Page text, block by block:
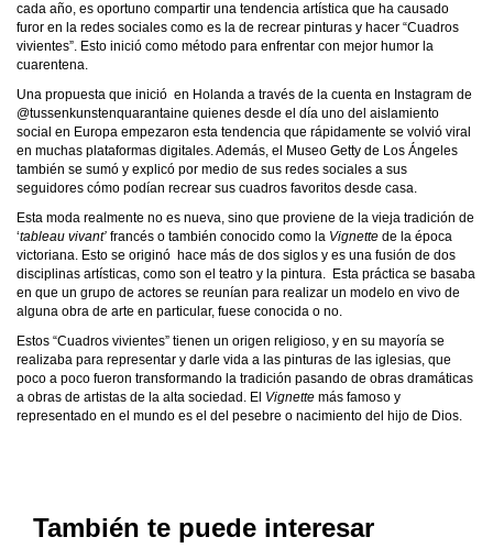
cada año, es oportuno compartir una tendencia artística que ha causado
furor en la redes sociales como es la de recrear pinturas y hacer “Cuadros
vivientes”. Esto inició como método para enfrentar con mejor humor la
cuarentena.
Una propuesta que inició en Holanda a través de la cuenta en Instagram de
@tussenkunstenquarantaine quienes desde el día uno del aislamiento
social en Europa empezaron esta tendencia que rápidamente se volvió viral
en muchas plataformas digitales. Además, el Museo Getty de Los Ángeles
también se sumó y explicó por medio de sus redes sociales a sus
seguidores cómo podían recrear sus cuadros favoritos desde casa.
Esta moda realmente no es nueva, sino que proviene de la vieja tradición de
‘tableau vivant’ francés o también conocido como la Vignette de la época
victoriana. Esto se originó hace más de dos siglos y es una fusión de dos
disciplinas artísticas, como son el teatro y la pintura. Esta práctica se basaba
en que un grupo de actores se reunían para realizar un modelo en vivo de
alguna obra de arte en particular, fuese conocida o no.
Estos “Cuadros vivientes” tienen un origen religioso, y en su mayoría se
realizaba para representar y darle vida a las pinturas de las iglesias, que
poco a poco fueron transformando la tradición pasando de obras dramáticas
a obras de artistas de la alta sociedad. El Vignette más famoso y
representado en el mundo es el del pesebre o nacimiento del hijo de Dios.
También te puede interesar